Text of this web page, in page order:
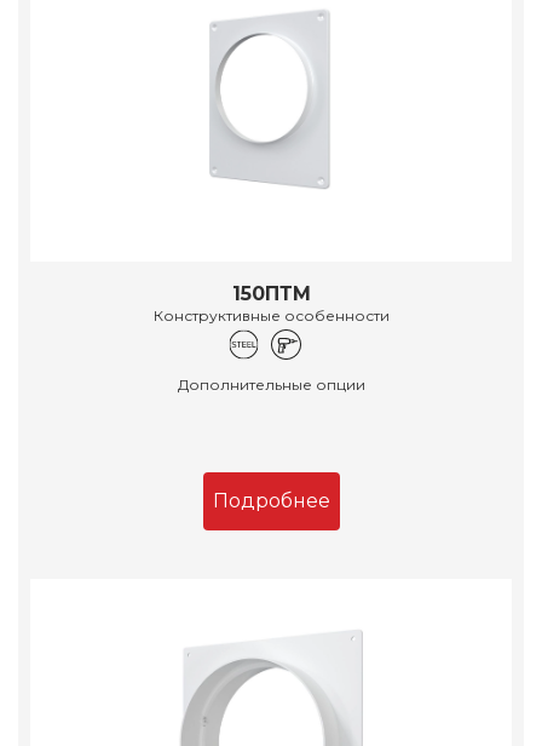
150ПТМ
Конструктивные особенности
Дополнительные опции
Подробнее